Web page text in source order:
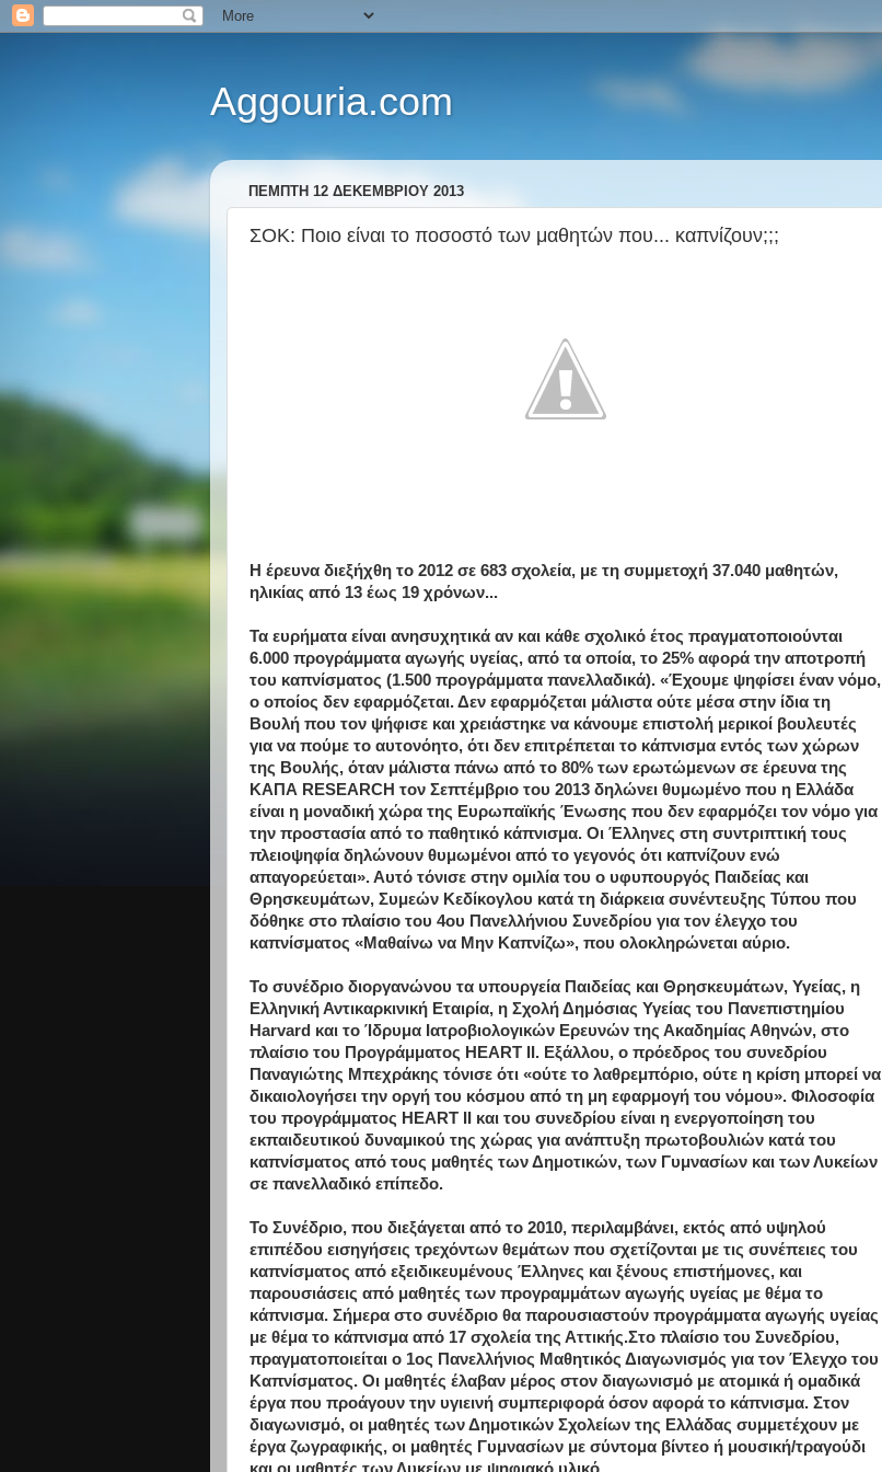
Aggouria.com
ΠΈΜΠΤΗ 12 ΔΕΚΕΜΒΡΊΟΥ 2013
ΣΟΚ: Ποιο είναι το ποσοστό των μαθητών που... καπνίζουν;;;
Η έρευνα διεξήχθη το 2012 σε 683 σχολεία, με τη συμμετοχή 37.040 μαθητών,
ηλικίας από 13 έως 19 χρόνων...
Τα ευρήματα είναι ανησυχητικά αν και κάθε σχολικό έτος πραγματοποιούνται
6.000 προγράμματα αγωγής υγείας, από τα οποία, το 25% αφορά την αποτροπή
του καπνίσματος (1.500 προγράμματα πανελλαδικά). «Έχουμε ψηφίσει έναν νόμο,
ο οποίος δεν εφαρμόζεται. Δεν εφαρμόζεται μάλιστα ούτε μέσα στην ίδια τη
Βουλή που τον ψήφισε και χρειάστηκε να κάνουμε επιστολή μερικοί βουλευτές
για να πούμε το αυτονόητο, ότι δεν επιτρέπεται το κάπνισμα εντός των χώρων
της Βουλής, όταν μάλιστα πάνω από το 80% των ερωτώμενων σε έρευνα της
ΚΑΠΑ RESEARCH τον Σεπτέμβριο του 2013 δηλώνει θυμωμένο που η Ελλάδα
είναι η μοναδική χώρα της Ευρωπαϊκής Ένωσης που δεν εφαρμόζει τον νόμο για
την προστασία από το παθητικό κάπνισμα. Οι Έλληνες στη συντριπτική τους
πλειοψηφία δηλώνουν θυμωμένοι από το γεγονός ότι καπνίζουν ενώ
απαγορεύεται». Αυτό τόνισε στην ομιλία του ο υφυπουργός Παιδείας και
Θρησκευμάτων, Συμεών Κεδίκογλου κατά τη διάρκεια συνέντευξης Τύπου που
δόθηκε στο πλαίσιο του 4ου Πανελλήνιου Συνεδρίου για τον έλεγχο του
καπνίσματος «Μαθαίνω να Μην Καπνίζω», που ολοκληρώνεται αύριο.
Το συνέδριο διοργανώνου τα υπουργεία Παιδείας και Θρησκευμάτων, Υγείας, η
Ελληνική Αντικαρκινική Εταιρία, η Σχολή Δημόσιας Υγείας του Πανεπιστημίου
Harvard και το Ίδρυμα Ιατροβιολογικών Ερευνών της Ακαδημίας Αθηνών, στο
πλαίσιο του Προγράμματος HEART II. Εξάλλου, ο πρόεδρος του συνεδρίου
Παναγιώτης Μπεχράκης τόνισε ότι «ούτε το λαθρεμπόριο, ούτε η κρίση μπορεί να
δικαιολογήσει την οργή του κόσμου από τη μη εφαρμογή του νόμου». Φιλοσοφία
του προγράμματος HEART II και του συνεδρίου είναι η ενεργοποίηση του
εκπαιδευτικού δυναμικού της χώρας για ανάπτυξη πρωτοβουλιών κατά του
καπνίσματος από τους μαθητές των Δημοτικών, των Γυμνασίων και των Λυκείων
σε πανελλαδικό επίπεδο.
Το Συνέδριο, που διεξάγεται από το 2010, περιλαμβάνει, εκτός από υψηλού
επιπέδου εισηγήσεις τρεχόντων θεμάτων που σχετίζονται με τις συνέπειες του
καπνίσματος από εξειδικευμένους Έλληνες και ξένους επιστήμονες, και
παρουσιάσεις από μαθητές των προγραμμάτων αγωγής υγείας με θέμα το
κάπνισμα. Σήμερα στο συνέδριο θα παρουσιαστούν προγράμματα αγωγής υγείας
με θέμα το κάπνισμα από 17 σχολεία της Αττικής.Στο πλαίσιο του Συνεδρίου,
πραγματοποιείται ο 1ος Πανελλήνιος Μαθητικός Διαγωνισμός για τον Έλεγχο του
Καπνίσματος. Οι μαθητές έλαβαν μέρος στον διαγωνισμό με ατομικά ή ομαδικά
έργα που προάγουν την υγιεινή συμπεριφορά όσον αφορά το κάπνισμα. Στον
διαγωνισμό, οι μαθητές των Δημοτικών Σχολείων της Ελλάδας συμμετέχουν με
έργα ζωγραφικής, οι μαθητές Γυμνασίων με σύντομα βίντεο ή μουσική/τραγούδι